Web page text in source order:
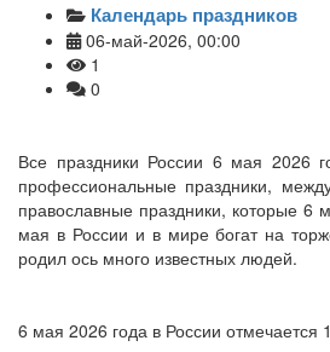
Календарь праздников
06-май-2026, 00:00
1
0
Все праздники России 6 мая 2026
профессиональные праздники,
православные праздники, которые 6
мая в России и в мире богат на
родил ось много известных людей.
6 мая 2026 года в России отмечается